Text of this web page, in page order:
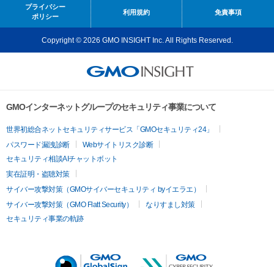
プライバシー
ポリシー
利用規約 免責事項
Copyright © 2026 GMO INSIGHT Inc. All Rights Reserved.
GMOインターネットグループのセキュリティ事業について
世界初総合ネットセキュリティサービス「GMOセキュリティ24」
パスワード漏洩診断
Webサイトリスク診断
セキュリティ相談AIチャットボット
実在証明・盗聴対策
サイバー攻撃対策（GMOサイバーセキュリティ byイエラエ）
サイバー攻撃対策（GMO Flatt Security）
なりすまし対策
セキュリティ事業の軌跡